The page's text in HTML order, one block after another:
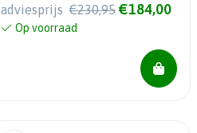
adviesprijs €230,95 €184,00
Op voorraad